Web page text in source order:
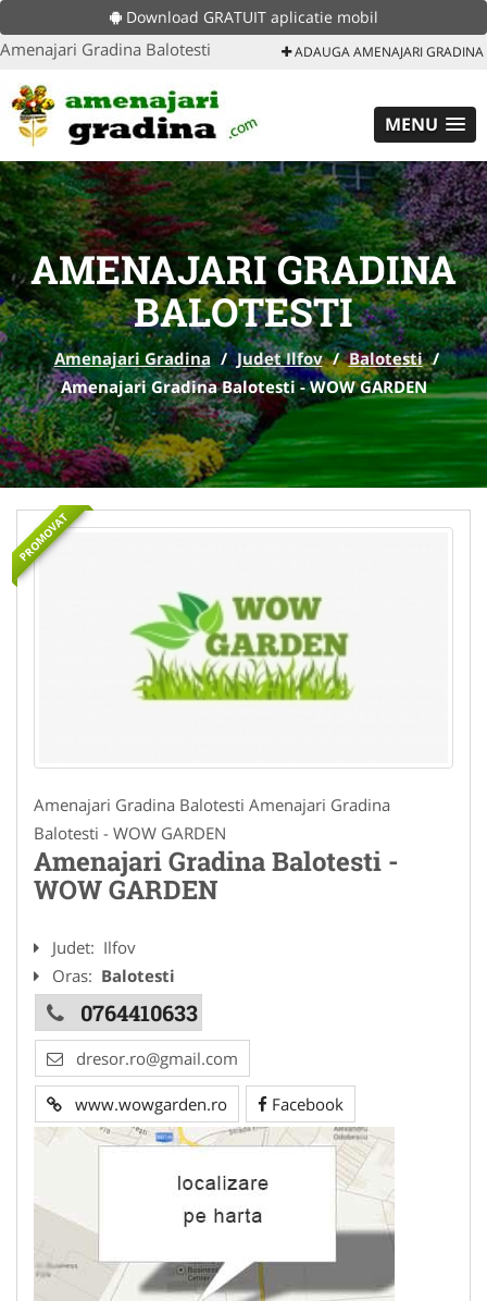
Download GRATUIT aplicatie mobil
Amenajari Gradina Balotesti ADAUGA AMENAJARI GRADINA
MENU
AMENAJARI GRADINA
BALOTESTI
Amenajari Gradina / Judet Ilfov / Balotesti /
Amenajari Gradina Balotesti - WOW GARDEN
PROMOVAT
Amenajari Gradina Balotesti Amenajari Gradina
Balotesti - WOW GARDEN
Amenajari Gradina Balotesti -
WOW GARDEN
Judet: Ilfov
Oras: Balotesti
0764410633
dresor.ro@gmail.com
www.wowgarden.ro Facebook